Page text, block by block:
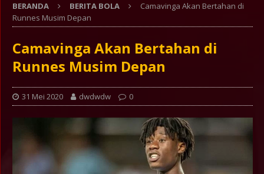
BERANDA BERITA BOLA
Camavinga Akan Bertahan di
Runnes Musim Depan
Camavinga Akan Bertahan di
Runnes Musim Depan
31 Mei 2020 dwdwdw 0